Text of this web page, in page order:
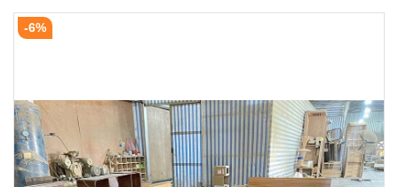
-6%